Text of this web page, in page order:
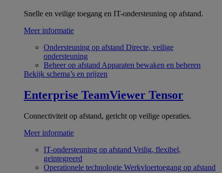
Snelle en veilige toegang en IT-ondersteuning op afstand.
Meer informatie
Ondersteuning op afstand Directe, veilige
ondersteuning
Beheer op afstand Apparaten bewaken en beheren
Bekijk schema’s en prijzen
Enterprise TeamViewer Tensor
Connectiviteit op afstand, gericht op veilige operaties.
Meer informatie
IT-ondersteuning op afstand Veilig, flexibel,
geïntegreerd
Operationele technologie Werkvloertoegang op afstand